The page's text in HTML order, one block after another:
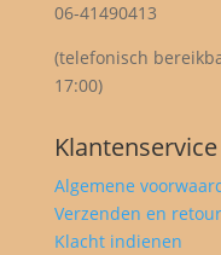
06-41490413
(telefonisch
17:00)
Klantenservice
Algemene
Verzenden en
Klacht indienen